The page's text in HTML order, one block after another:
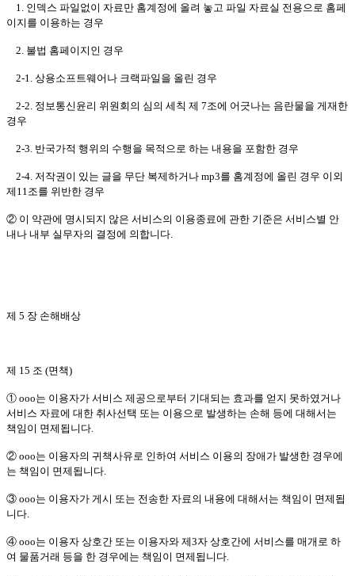
1. 인덱스 파일없이 자료만 홈계정에 올려 놓고 파일 자료실 전용으로 홈페
이지를 이용하는 경우
2. 불법 홈페이지인 경우
2-1. 상용소프트웨어나 크랙파일을 올린 경우
2-2. 정보통신윤리 위원회의 심의 세칙 제 7조에 어긋나는 음란물을 게재한
경우
2-3. 반국가적 행위의 수행을 목적으로 하는 내용을 포함한 경우
2-4. 저작권이 있는 글을 무단 복제하거나 mp3를 홈계정에 올린 경우 이외
제11조를 위반한 경우
② 이 약관에 명시되지 않은 서비스의 이용종료에 관한 기준은 서비스별 안
내나 내부 실무자의 결정에 의합니다.
제 5 장 손해배상
제 15 조 (면책)
① ooo는 이용자가 서비스 제공으로부터 기대되는 효과를 얻지 못하였거나
서비스 자료에 대한 취사선택 또는 이용으로 발생하는 손해 등에 대해서는
책임이 면제됩니다.
② ooo는 이용자의 귀책사유로 인하여 서비스 이용의 장애가 발생한 경우에
는 책임이 면제됩니다.
③ ooo는 이용자가 게시 또는 전송한 자료의 내용에 대해서는 책임이 면제됩
니다.
④ ooo는 이용자 상호간 또는 이용자와 제3자 상호간에 서비스를 매개로 하
여 물품거래 등을 한 경우에는 책임이 면제됩니다.